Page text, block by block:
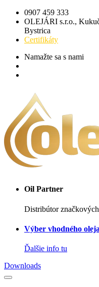
0907 459 333
OLEJÁRI s.r.o.,
Bystrica
Certifikáty
Namažte sa s nami
Oil Partner
Distribútor
Výber vhodného oleja
Ďalšie info tu
Downloads